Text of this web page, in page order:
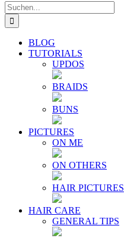
Suche
nach:
BLOG
TUTORIALS
UPDOS
BRAIDS
BUNS
PICTURES
ON ME
ON OTHERS
HAIR PICTURES
HAIR CARE
GENERAL TIPS